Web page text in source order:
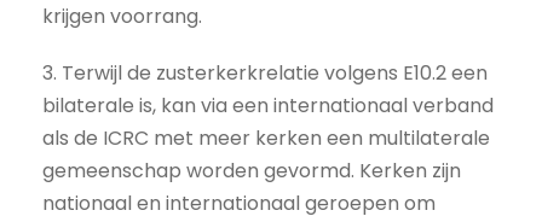
krijgen voorrang.
3. Terwijl de zusterkerkrelatie volgens E10.2 een
bilaterale is, kan via een internationaal verband
als de ICRC met meer kerken een multilaterale
gemeenschap worden gevormd. Kerken zijn
nationaal en internationaal geroepen om